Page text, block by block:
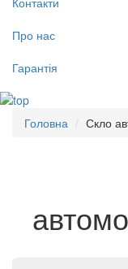
Про нас
Гарантія
Головна Скло